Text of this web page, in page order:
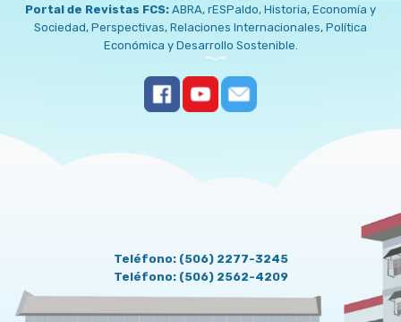
Portal de Revistas FCS: ABRA, rESPaldo, Historia, Economía y
Sociedad, Perspectivas, Relaciones Internacionales, Política
Económica y Desarrollo Sostenible.
Teléfono: (506) 2277-3245
Teléfono: (506) 2562-4209